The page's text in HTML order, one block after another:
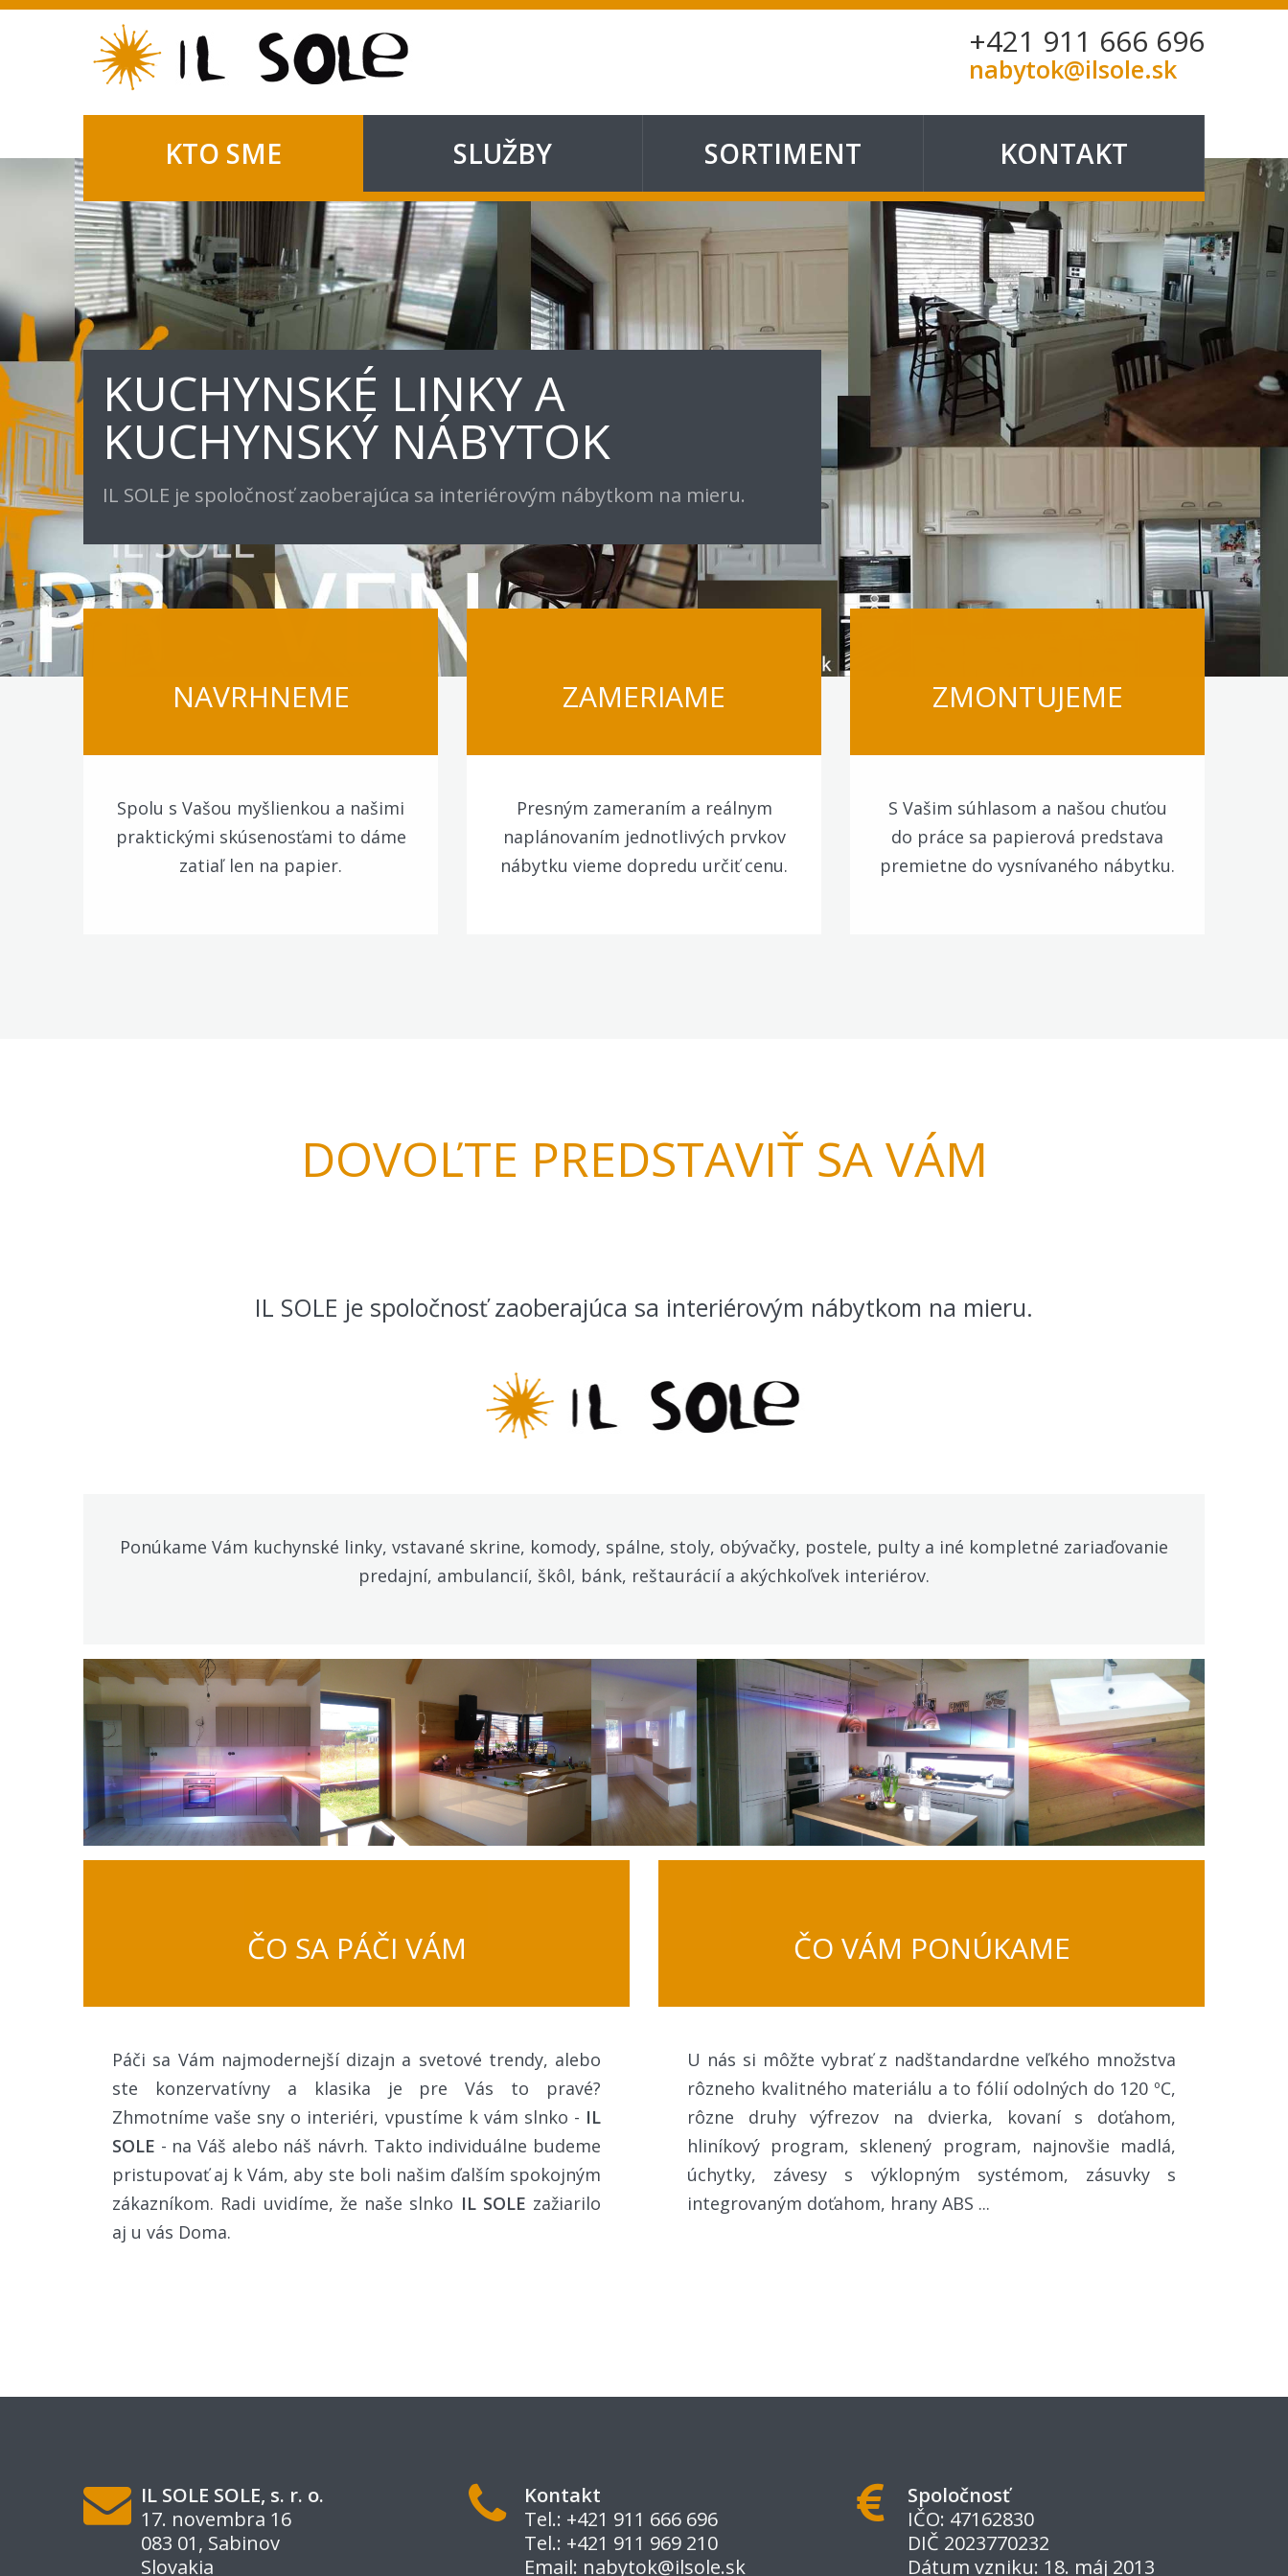
+421 911 666 696
nabytok@ilsole.sk
KTO SME SLUŽBY SORTIMENT KONTAKT
KUCHYNSKÉ LINKY A
KUCHYNSKÝ NÁBYTOK
IL SOLE je spoločnosť zaoberajúca sa interiérovým nábytkom na mieru.
NAVRHNEME
Spolu s Vašou myšlienkou a našimi
praktickými skúsenosťami to dáme
zatiaľ len na papier.
ZAMERIAME
Presným zameraním a reálnym
naplánovaním jednotlivých prvkov
nábytku vieme dopredu určiť cenu.
ZMONTUJEME
S Vašim súhlasom a našou chuťou
do práce sa papierová predstava
premietne do vysnívaného nábytku.
DOVOĽTE PREDSTAVIŤ SA VÁM
IL SOLE je spoločnosť zaoberajúca sa interiérovým nábytkom na mieru.
Ponúkame Vám kuchynské linky, vstavané skrine, komody, spálne, stoly, obývačky, postele, pulty a iné kompletné zariaďovanie
predajní, ambulancií, škôl, bánk, reštaurácií a akýchkoľvek interiérov.
ČO SA PÁČI VÁM
Páči sa Vám najmodernejší dizajn a svetové trendy, alebo
ste konzervatívny a klasika je pre Vás to pravé?
Zhmotníme vaše sny o interiéri, vpustíme k vám slnko - IL
SOLE - na Váš alebo náš návrh. Takto individuálne budeme
pristupovať aj k Vám, aby ste boli našim ďalším spokojným
zákazníkom. Radi uvidíme, že naše slnko IL SOLE zažiarilo
aj u vás Doma.
ČO VÁM PONÚKAME
U nás si môžte vybrať z nadštandardne veľkého množstva
rôzneho kvalitného materiálu a to fólií odolných do 120 ºC,
rôzne druhy výfrezov na dvierka, kovaní s doťahom,
hliníkový program, sklenený program, najnovšie madlá,
úchytky, závesy s výklopným systémom, zásuvky s
integrovaným doťahom, hrany ABS ...
IL SOLE SOLE, s. r. o.
17. novembra 16
083 01, Sabinov
Slovakia
Kontakt
Tel.: +421 911 666 696
Tel.: +421 911 969 210
Email: nabytok@ilsole.sk
Spoločnosť
IČO: 47162830
DIČ 2023770232
Dátum vzniku: 18. máj 2013